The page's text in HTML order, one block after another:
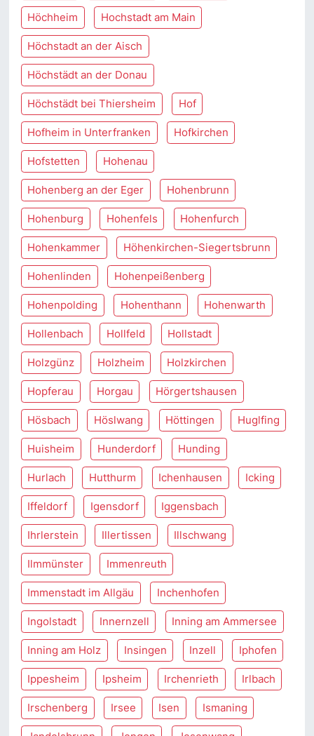
Höchheim Hochstadt am Main
Höchstadt an der Aisch
Höchstädt an der Donau
Höchstädt bei Thiersheim Hof
Hofheim in Unterfranken Hofkirchen
Hofstetten Hohenau
Hohenberg an der Eger Hohenbrunn
Hohenburg Hohenfels Hohenfurch
Hohenkammer Höhenkirchen-Siegertsbrunn
Hohenlinden Hohenpeißenberg
Hohenpolding Hohenthann Hohenwarth
Hollenbach Hollfeld Hollstadt
Holzgünz Holzheim Holzkirchen
Hopferau Horgau Hörgertshausen
Hösbach Höslwang Höttingen Huglfing
Huisheim Hunderdorf Hunding
Hurlach Hutthurm Ichenhausen Icking
Iffeldorf Igensdorf Iggensbach
Ihrlerstein Illertissen Illschwang
Ilmmünster Immenreuth
Immenstadt im Allgäu Inchenhofen
Ingolstadt Innernzell Inning am Ammersee
Inning am Holz Insingen Inzell Iphofen
Ippesheim Ipsheim Irchenrieth Irlbach
Irschenberg Irsee Isen Ismaning